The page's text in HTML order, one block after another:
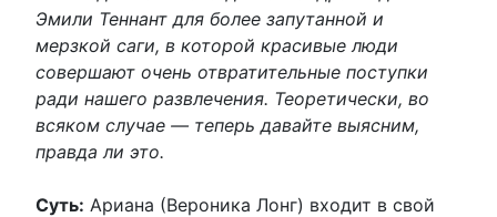
Эмили Теннант для более запутанной и
мерзкой саги, в которой красивые люди
совершают очень отвратительные поступки
ради нашего развлечения. Теоретически, во
всяком случае — теперь давайте выясним,
правда ли это.
Суть: Ариана (Вероника Лонг) входит в свой